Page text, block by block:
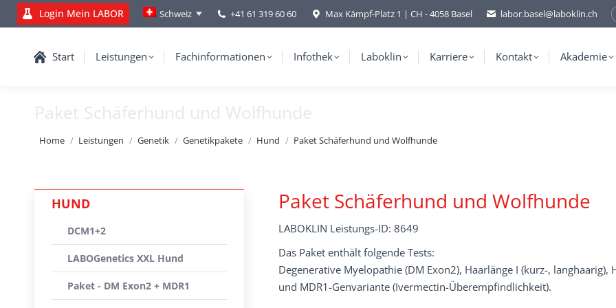
Login Mein LABOR Schweiz +41 61 319 60 60 Max Kämpf-Platz 1 | CH - 4058 Basel labor.basel@laboklin.ch
Start Leistungen Fachinformationen Infothek Laboklin Karriere Kontakt Akademie
Paket Schäferhund und Wolfhunde
You are here:
Home Leistungen Genetik Genetikpakete Hund Paket Schäferhund und Wolfhunde
Paket Schäferhund und Wolfhunde
LABOKLIN Leistungs-ID: 8649
Das Paket enthält folgende Tests:
Degenerative Myelopathie (DM Exon2), Haarlänge I (kurz-,
und MDR1-Genvariante (Ivermectin-Überempfindlichkeit).
HUND
DCM1+2
LABOGenetics XXL Hund
Paket - DM Exon2 + MDR1